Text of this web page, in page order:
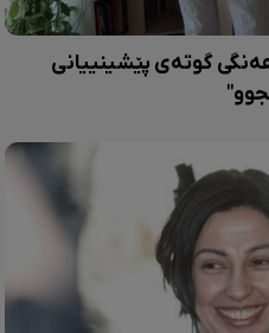
گوتەی پێشینییانی